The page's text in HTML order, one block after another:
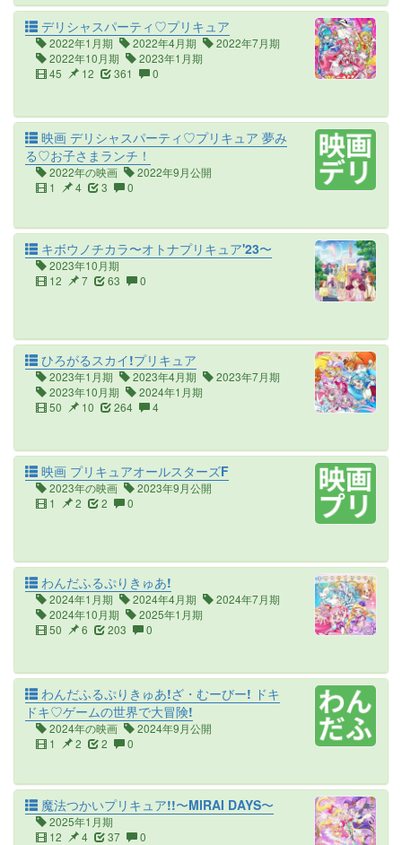
デリシャスパーティ♡プリキュア
2022年1月期 2022年4月期
2022年7月期
2022年10月期
2023年1月期
45
12 361 0
映画 デリシャスパーティ♡プリキュア 夢み
る♡お子さまランチ！
2022年の映画
2022年9月公開
1
4 3 0
キボウノチカラ〜オトナプリキュア'23〜
2023年10月期
12
7 63 0
ひろがるスカイ!プリキュア
2023年1月期 2023年4月期
2023年7月期
2023年10月期
2024年1月期
50
10 264 4
映画 プリキュアオールスターズF
2023年の映画
2023年9月公開
1
2 2 0
わんだふるぷりきゅあ!
2024年1月期 2024年4月期
2024年7月期
2024年10月期
2025年1月期
50
6 203 0
わんだふるぷりきゅあ!ざ・むーびー! ドキ
ドキ♡ゲームの世界で大冒険!
2024年の映画
2024年9月公開
1
2 2 0
魔法つかいプリキュア!!〜MIRAI DAYS〜
2025年1月期
12
4 37 0